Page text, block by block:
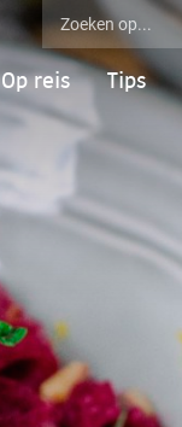
Op reis Tips